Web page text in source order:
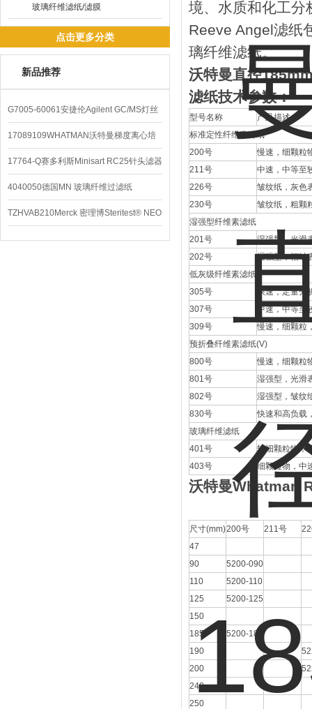
玻璃纤维滤纸/滤膜
点击更多分类
新品推荐
G7005-60061安捷伦Agilent GC/MS灯丝
配件
17089109WHATMAN沃特曼梯度离心培
养基
17764-Q赛多利斯Minisart RC25针头滤器
4040050德国MN 玻璃纤维过滤纸
TZHVAB210Merck 密理博Steritest® NEO
设备
境、水质和化工分
Reeve Angel滤纸
璃纤维滤纸。
沃特曼直径
滤纸技术参数：
型号名称
产品描述
标准定性纤维素滤纸
200号
慢速，细颗粒
211号
中速，中等至
226号
皱纹纸，灰色
230号
皱纹纸，粗颗
湿强型纤维素滤纸
201号
湿强型，光滑
202号
湿强型，褶皱
低灰级纤维素滤纸
305号
快速，定量分
307号
中速，中等
309号
慢速，细颗粒
预折叠纤维素滤纸(V)
800号
慢速，细颗粒
801号
湿强型，光滑
802号
湿强型，皱纹
830号
快速和高负载
玻璃纤维滤纸
401号
较细颗粒物，
403号 细颗粒物，中
沃特曼Whatman
尺寸(mm)200号 211号
47
90
5200-090
110
5200-110
125
5200-125
150
185
5200-185
190
200
240
250